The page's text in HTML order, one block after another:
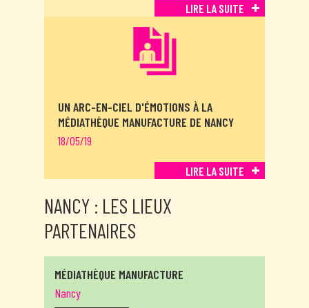
LIRE LA SUITE
UN ARC-EN-CIEL D'ÉMOTIONS À LA
MÉDIATHÈQUE MANUFACTURE DE NANCY
18/05/19
LIRE LA SUITE
NANCY : LES LIEUX
PARTENAIRES
MÉDIATHÈQUE MANUFACTURE
Nancy